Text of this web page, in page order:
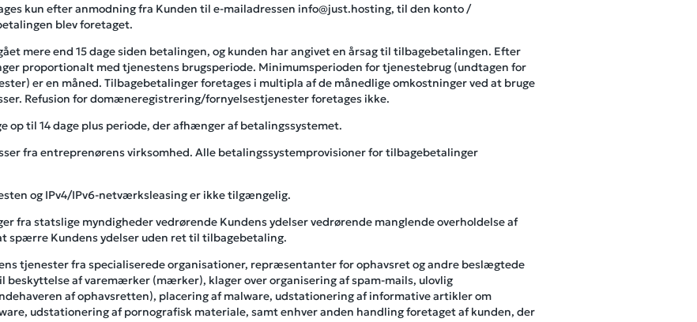
kun efter anmodning fra Kunden til e-mailadressen info@just.hosting, til den konto /
blev foretaget.
mere end 15 dage siden betalingen, og kunden har angivet en årsag til tilbagebetalingen. Efter
proportionalt med tjenestens brugsperiode. Minimumsperioden for tjenestebrug (undtagen for
er en måned. Tilbagebetalinger foretages i multipla af de månedlige omkostninger ved at bruge
Refusion for domæneregistrering/fornyelsestjenester foretages ikke.
op til 14 dage plus periode, der afhænger af betalingssystemet.
fra entreprenørens virksomhed. Alle betalingssystemprovisioner for tilbagebetalinger
og IPv4/IPv6-netværksleasing er ikke tilgængelig.
fra statslige myndigheder vedrørende Kundens ydelser vedrørende manglende overholdelse af
spærre Kundens ydelser uden ret til tilbagebetaling.
tjenester fra specialiserede organisationer, repræsentanter for ophavsret og andre beslægtede
af varemærker (mærker), klager over organisering af spam-mails, ulovlig
af ​​ophavsretten), placering af malware, udstationering af informative artikler om
udstationering af pornografisk materiale, samt enhver anden handling foretaget af kunden, der